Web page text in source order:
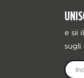
e sii
sugli